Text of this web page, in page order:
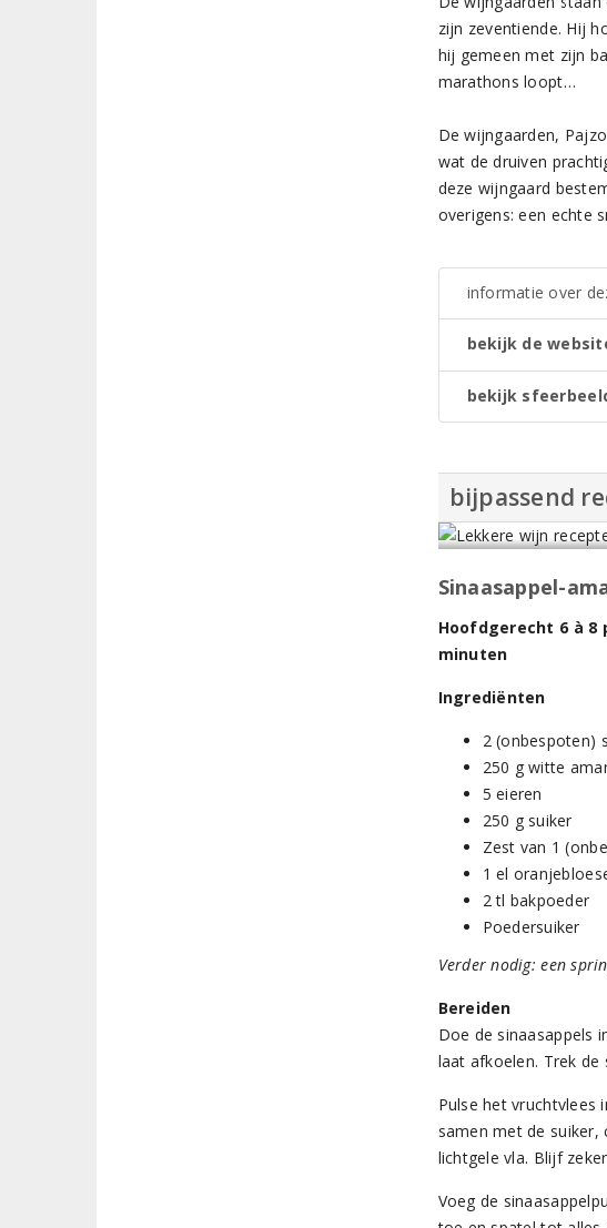
zijn zeventiende. Hij
hij gemeen met zijn
marathons loopt…
De wijngaarden,
wat de druiven
deze wijngaard
overigens: een echte
informatie over
bekijk de
bekijk
bijpassend
Sinaasappel-
Hoofdgerecht 6 à 8
minuten
Ingrediënten
2 (onbespoten)
250 g witte
5 eieren
250 g suiker
Zest van 1
1 el
2 tl bakpoeder
Poedersuiker
Verder nodig: een
Bereiden
Doe de sinaasappels
laat afkoelen. Trek de
Pulse het vruchtvlees
samen met de
lichtgele vla. Blijf
Voeg de